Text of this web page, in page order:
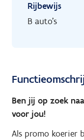
Rijbewijs
B auto's
Ben jij op zoek
voor jou!
Als promo koerier